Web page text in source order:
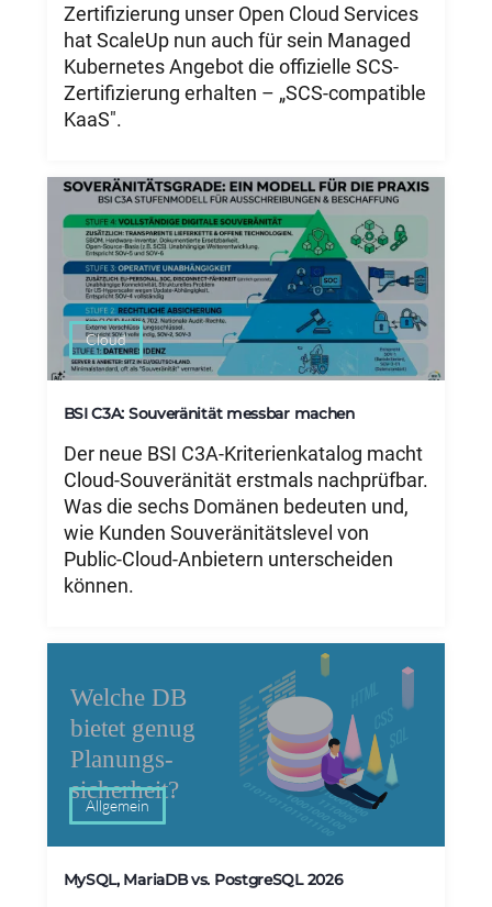
Zertifizierung unser Open Cloud Services
hat ScaleUp nun auch für sein Managed
Kubernetes Angebot die offizielle SCS-
Zertifizierung erhalten – „SCS-compatible
KaaS".
Cloud
BSI C3A: Souveränität messbar machen
Der neue BSI C3A-Kriterienkatalog macht
Cloud-Souveränität erstmals nachprüfbar.
Was die sechs Domänen bedeuten und,
wie Kunden Souveränitätslevel von
Public-Cloud-Anbietern unterscheiden
können.
Allgemein
MySQL, MariaDB vs. PostgreSQL 2026